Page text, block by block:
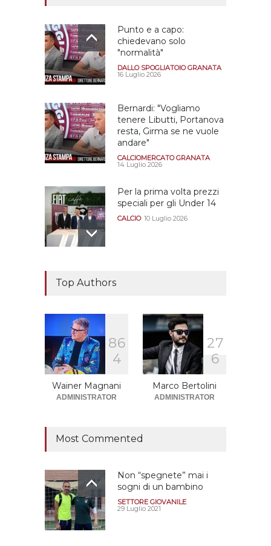
Punto e a capo:
chiedevano solo
"normalità"
DALLO SPOGLIATOIO GRANATA
16 Luglio 2026
Bernardi: "Vogliamo
tenere Libutti, Portanova
resta, Girma se ne vuole
andare"
CALCIOMERCATO GRANATA
14 Luglio 2026
Per la prima volta prezzi
speciali per gli Under 14
CALCIO 10 Luglio 2026
Sono solo sette le
squadre che sono state
promosse la stagione
successiva alla
retrocessione
Top Authors
86
4
Wainer Magnani
ADMINISTRATOR
27
6
Marco Bertolini
ADMINISTRATOR
Most Commented
Non “spegnete” mai i
sogni di un bambino
SETTORE GIOVANILE
29 Luglio 2021